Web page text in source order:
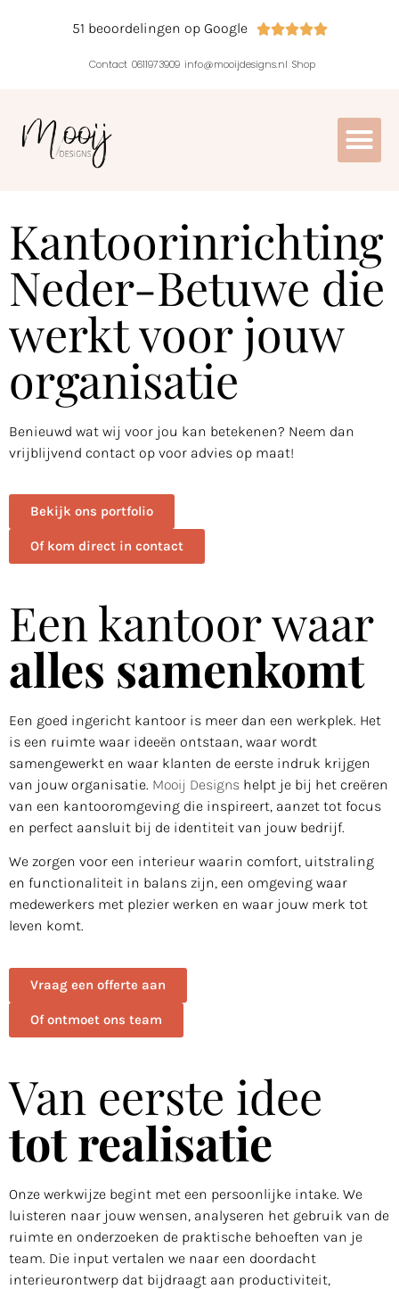
51 beoordelingen op Google 
Contact 0611973909 info@mooijdesigns.nl Shop
Kantoorinrichting
Neder-Betuwe die
werkt voor jouw
organisatie
Benieuwd wat wij voor jou kan betekenen? Neem dan
vrijblijvend contact op voor advies op maat!
Bekijk ons portfolio
Of kom direct in contact
Een kantoor waar
alles samenkomt
Een goed ingericht kantoor is meer dan een werkplek. Het
is een ruimte waar ideeën ontstaan, waar wordt
samengewerkt en waar klanten de eerste indruk krijgen
van jouw organisatie. Mooij Designs helpt je bij het creëren
van een kantooromgeving die inspireert, aanzet tot focus
en perfect aansluit bij de identiteit van jouw bedrijf.
We zorgen voor een interieur waarin comfort, uitstraling
en functionaliteit in balans zijn, een omgeving waar
medewerkers met plezier werken en waar jouw merk tot
leven komt.
Vraag een offerte aan
Of ontmoet ons team
Van eerste idee
tot realisatie
Onze werkwijze begint met een persoonlijke intake. We
luisteren naar jouw wensen, analyseren het gebruik van de
ruimte en onderzoeken de praktische behoeften van je
team. Die input vertalen we naar een doordacht
interieurontwerp dat bijdraagt aan productiviteit,